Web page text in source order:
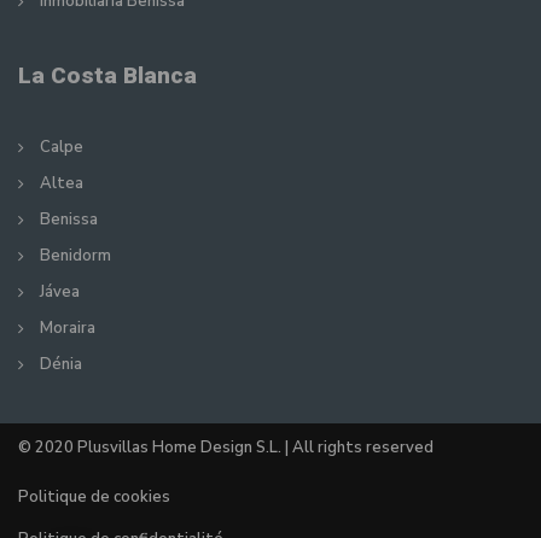
La Costa Blanca
Calpe
Altea
Benissa
Benidorm
Jávea
Moraira
Dénia
© 2020 Plusvillas Home Design S.L. | All rights reserved
Politique de cookies